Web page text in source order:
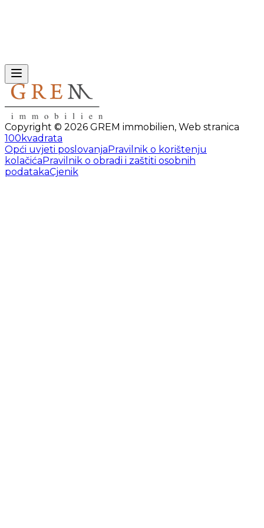
Copyright © 2026 GREM immobilien, Web stranica
100kvadrata
Opći uvjeti poslovanjaPravilnik o korištenju
kolačićaPravilnik o obradi i zaštiti osobnih
podatakaCjenik